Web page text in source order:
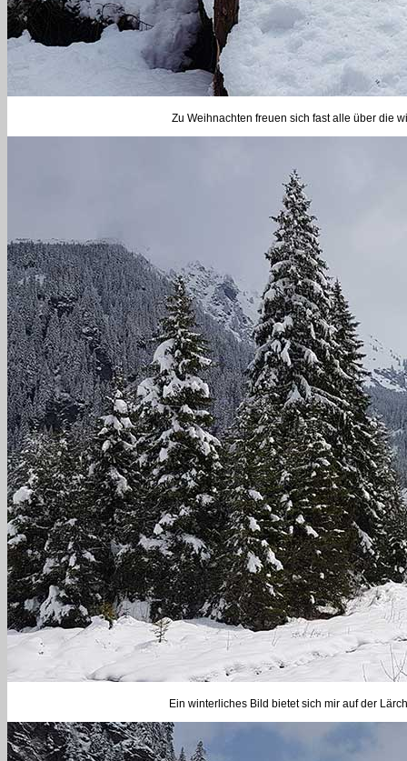
Zu Weihnachten freuen sich fast alle über die
Ein winterliches Bild bietet sich mir auf der